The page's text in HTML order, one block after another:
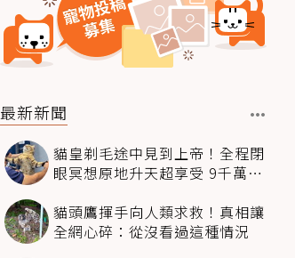
最新新聞
貓皇剃毛途中見到上帝！全程閉
眼冥想原地升天超享受 9千萬人
貓頭鷹揮手向人類求救！真相讓
全網心碎：從沒看過這種情況